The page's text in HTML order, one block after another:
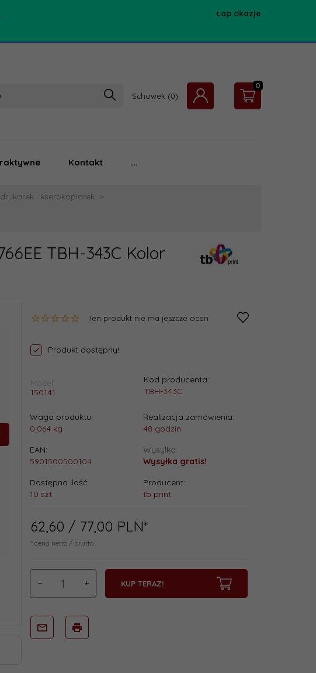
Łap okazje
Schowek
0
Kontakt ...
i kserokopiarek
TBH-343C Kolor
Ten produkt nie ma jeszcze ocen
Produkt dostępny!
Model:
150141
Kod producenta:
TBH-343C
Waga produktu:
0.064 kg
Realizacja zamówienia:
48 godzin
EAN:
5901500500104
Wysyłka:
Wysyłka gratis!
Dostępna ilość:
10 szt.
Producent:
tb print
62,60 / 77,00 PLN*
* cena netto / brutto
KUP TERAZ!